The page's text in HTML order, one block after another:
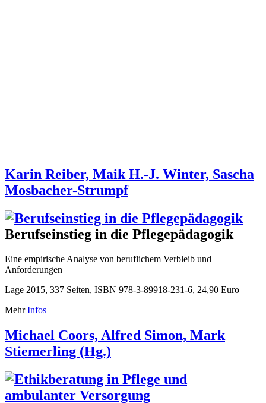
Karin Reiber, Maik H.-J. Winter, Sascha
Mosbacher-Strumpf
Berufseinstieg in die Pflegepädagogik
Eine empirische Analyse von beruflichem Verbleib und
Anforderungen
Lage 2015, 337 Seiten, ISBN 978-3-89918-231-6, 24,90 Euro
MehrInfos
Michael Coors, Alfred Simon, Mark
Stiemerling (Hg.)